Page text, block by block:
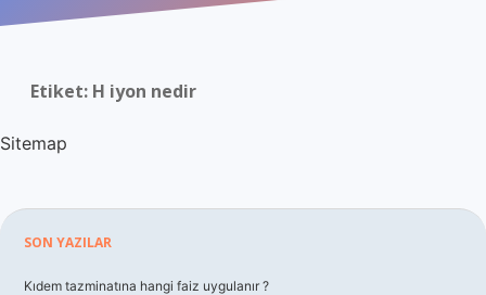
Yasal Uyarı
Hakkımızda
Etiket: H iyon nedir
Sitemap
Sidebar
SON YAZILAR
Kıdem tazminatına hangi faiz uygulanır ?